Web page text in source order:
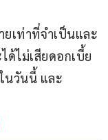
เท่าที่จำเป็นและ
ด้ไม่เสียดอกเบี้ย
นวันนี้ และ